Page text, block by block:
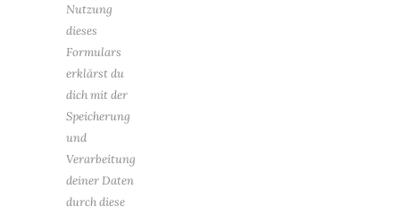
Nutzung
dieses
Formulars
erklärst du
dich mit der
Speicherung
und
Verarbeitung
deiner Daten
durch diese